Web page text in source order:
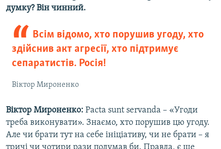
думку? Він чинний.
Всім відомо, хто порушив угоду, хто
здійснив акт агресії, хто підтримує
сепаратистів. Росія!
Віктор Мироненко
Віктор Мироненко: Pacta sunt servanda – «Угоди
треба виконувати». Знаємо, хто порушив цю угоду.
Але чи брати тут на себе ініціативу, чи не брати – я